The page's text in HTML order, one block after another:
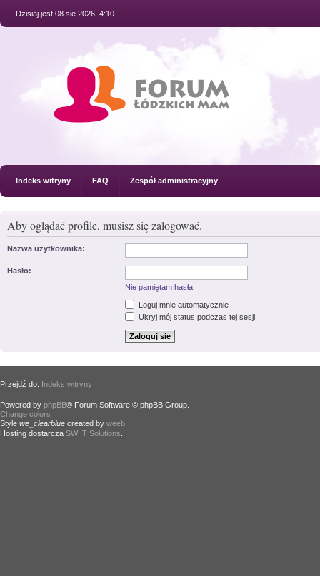
Dzisiaj jest 08 sie 2026, 4:10
Indeks witryny FAQ Zespół administracyjny
Aby oglądać profile, musisz się zalogować.
Nazwa użytkownika:
Hasło:
Nie pamiętam hasła
Loguj mnie automatycznie
Ukryj mój status podczas tej sesji
Przejdź do: Indeks witryny
Powered by phpBB® Forum Software © phpBB Group.
Change colors
Style we_clearblue created by weeb
Hosting dostarcza SW IT Solutions